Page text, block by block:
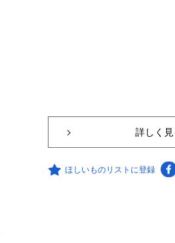
詳しく見
ほしいものリストに登録